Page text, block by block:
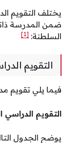
يختلف التقويم
ضمن المدرسة
السلطنة: [1]
التقويم
فيما يلي تقويم
التقويم الدراسي
يوضح الجدول